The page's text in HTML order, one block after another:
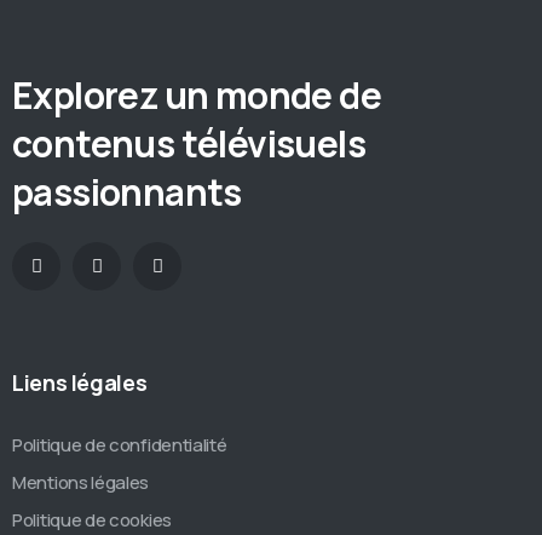
Explorez un monde de
contenus télévisuels
passionnants
Liens légales
Politique de confidentialité
Mentions légales
Politique de cookies